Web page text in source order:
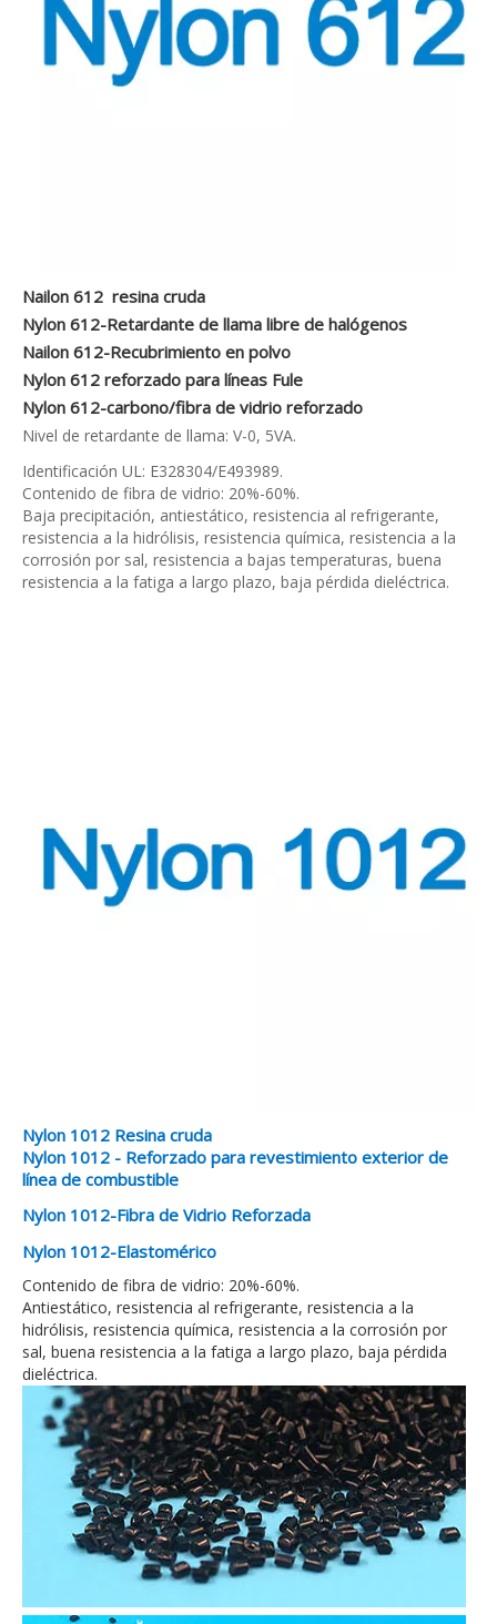
Nailon 612 resina cruda
Nylon 612-Retardante de llama libre de halógenos
Nailon 612-Recubrimiento en polvo
Nylon 612 reforzado para líneas Fule
Nylon 612-carbono/fibra de vidrio reforzado
Nivel de retardante de llama: V-0, 5VA.
Identificación UL: E328304/E493989.
Contenido de fibra de vidrio: 20%-60%.
Baja precipitación, antiestático, resistencia al refrigerante,
resistencia a la hidrólisis, resistencia química, resistencia a la
corrosión por sal, resistencia a bajas temperaturas, buena
resistencia a la fatiga a largo plazo, baja pérdida dieléctrica.
Nylon 1012 Resina cruda
Nylon 1012 - Reforzado para revestimiento exterior de
línea de combustible
Nylon 1012-Fibra de Vidrio Reforzada
Nylon 1012-Elastomérico
Contenido de fibra de vidrio: 20%-60%.
Antiestático, resistencia al refrigerante, resistencia a la
hidrólisis, resistencia química, resistencia a la corrosión por
sal, buena resistencia a la fatiga a largo plazo, baja pérdida
dieléctrica.